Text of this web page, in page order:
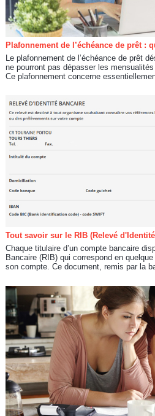
Plafonnement de l’échéance de prêt :
Le plafonnement de l’échéance de prêt
ne pourront pas dépasser les
Ce plafonnement concerne
Tout savoir sur le RIB (Relevé
Chaque titulaire d’un compte bancaire
Bancaire (RIB) qui correspond en
son compte. Ce document, remis par la